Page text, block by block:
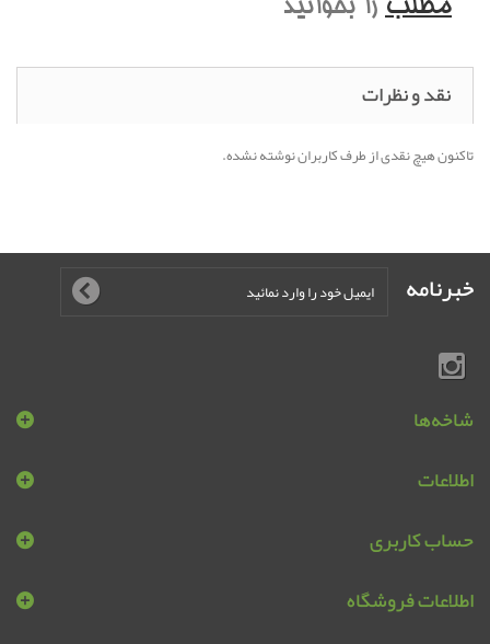
مطلب را بخوانيد
نقد و نظرات
تاکنون هیچ نقدی از طرف کاربران نوشته نشده.
خبرنامه
شاخه‌ها
اطلاعات
حساب کاربری
اطلاعات فروشگاه